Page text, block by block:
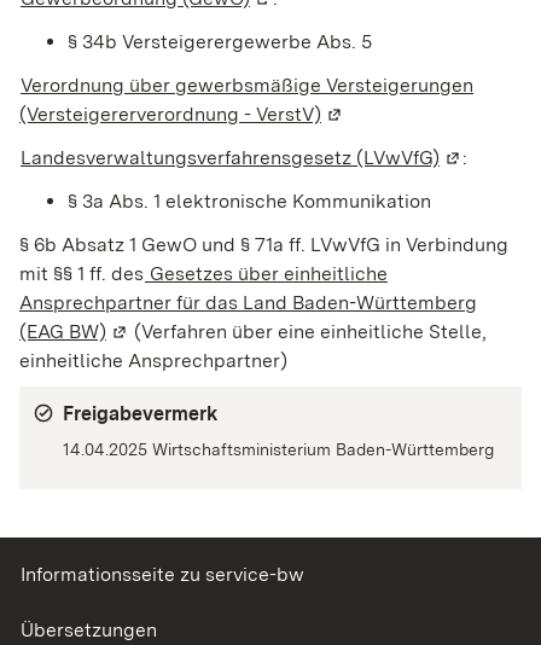
§ 34b Versteigerergewerbe Abs. 5
Verordnung über gewerbsmäßige Versteigerungen
(Versteigererverordnung - VerstV) (Wird in einem neuen
Landesverwaltungsverfahrensgesetz (LVwVfG) (Wird in
:
§ 3a Abs. 1 elektronische Kommunikation
§ 6b Absatz 1 GewO und § 71a ff. LVwVfG in Verbindung
mit §§ 1 ff. des Gesetzes über einheitliche
Ansprechpartner für das Land Baden-Württemberg
(EAG BW) (Wird in einem neuen Fenster geöffnet)
(Verfahren über eine einheitliche Stelle,
einheitliche Ansprechpartner)
Freigabevermerk
14.04.2025 Wirtschaftsministerium Baden-Württemberg
Informationsseite zu service-bw
Übersetzungen